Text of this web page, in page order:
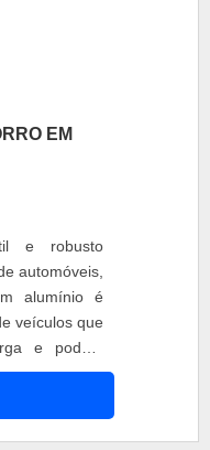
EM
e robusto
automóveis,
alumínio é
veículos que
e podem
plataformas
largura,
de cabo